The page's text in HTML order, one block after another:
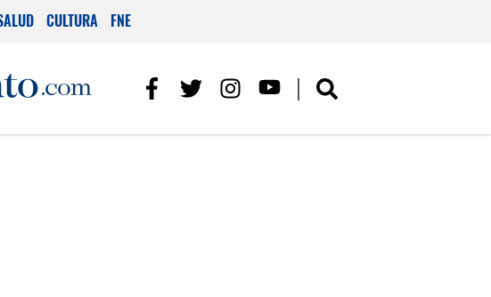
CULTURA FNE